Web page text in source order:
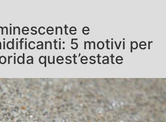
e
5 motivi per
quest’estate